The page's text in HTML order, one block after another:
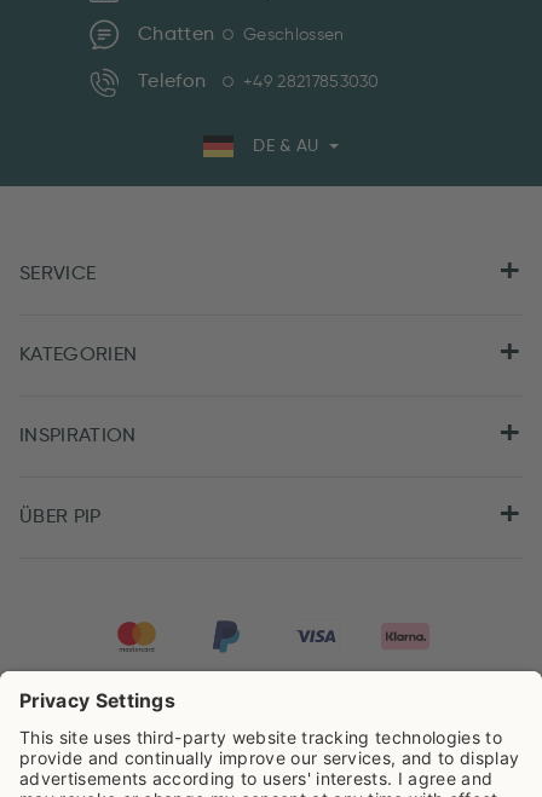
Chatten Geschlossen
Telefon +49 28217853030
DE & AU
SERVICE
KATEGORIEN
INSPIRATION
ÜBER PIP